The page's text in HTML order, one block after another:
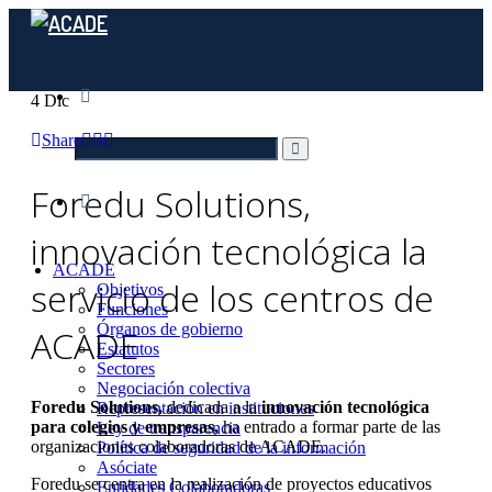
ACADE
Objetivos
Funciones
Órganos de gobierno
Estatutos
Sectores
Negociación colectiva
Representación en instituciones
Ley de transparencia
Política de seguridad de la información
Asóciate
Entidades Colaboradoras
4 Dic
Share
Foredu Solutions,
innovación tecnológica la
servicio de los centros de
ACADE
Foredu Solutions,dedicada a lainnovación tecnológica
para colegios y empresas,ha entrado a formar parte de las
organizaciones colaboradoras de ACADE.
Foredu se centra en la realización de proyectos educativos